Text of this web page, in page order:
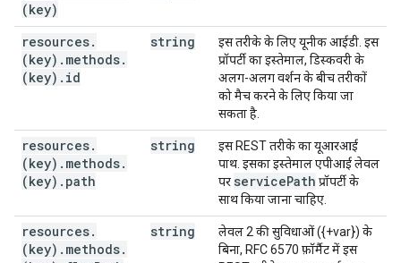
(key)
resources.
(key) . methods.
(key) . id
string
इस तरीके के लिए यूनीक आईडी. इस
प्रॉपर्टी का इस्तेमाल, डिस्कवरी के
अलग-अलग वर्शन के बीच तरीकों
को मैच करने के लिए किया जा
सकता है.
resources.
(key) . methods.
(key) . path
string
इस REST तरीके का यूआरआई
पाथ. इसका इस्तेमाल एपीआई लेवल
पर servicePath प्रॉपर्टी के
साथ किया जाना चाहिए.
resources.
(key) . methods.
string
लेवल 2 की सुविधाओं ({+var}) के
बिना, RFC 6570 फ़ॉर्मैट में इस